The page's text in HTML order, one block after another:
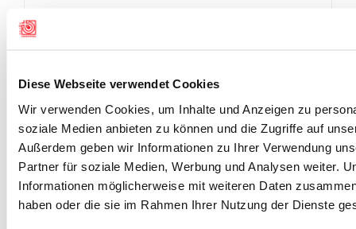
Diese Webseite verwendet Cookies
Wir verwenden Cookies, um Inhalte und Anzeigen zu
soziale Medien anbieten zu können und die Zugriffe auf
Außerdem geben wir Informationen zu Ihrer Verwendung
Partner für soziale Medien, Werbung und Analysen weiter.
Informationen möglicherweise mit weiteren Daten
haben oder die sie im Rahmen Ihrer Nutzung der Dienste